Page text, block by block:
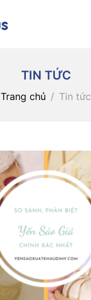
TIN TỨC
Trang chủ Tin tức